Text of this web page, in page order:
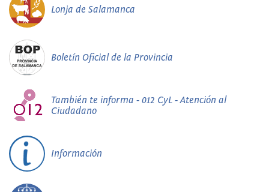
Lonja de Salamanca
Boletín Oficial de la Provincia
También te informa - 012 CyL - Atención al
Ciudadano
Información